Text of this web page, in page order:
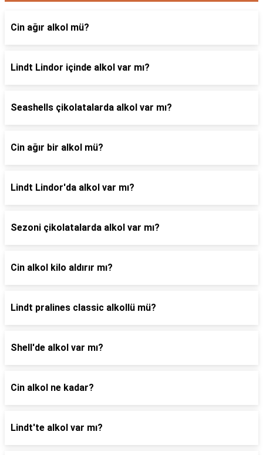
Cin ağır alkol mü?
Lindt Lindor içinde alkol var mı?
Seashells çikolatalarda alkol var mı?
Cin ağır bir alkol mü?
Lindt Lindor'da alkol var mı?
Sezoni çikolatalarda alkol var mı?
Cin alkol kilo aldırır mı?
Lindt pralines classic alkollü mü?
Shell'de alkol var mı?
Cin alkol ne kadar?
Lindt'te alkol var mı?